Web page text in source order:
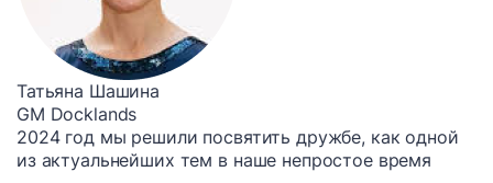
Татьяна Шашина
GM Docklands
2024 год мы решили посвятить дружбе, как одной
из актуальнейших тем в наше непростое время